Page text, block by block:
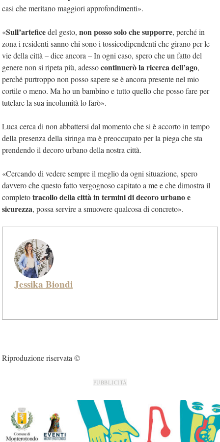
casi che meritano maggiori approfondimenti».
«Sull’arteficedel gesto, non posso solo che supporre, perché in
zona i residenti sanno chi sono i tossicodipendenti che girano per le
vie della città – dice ancora – In ogni caso, spero che un fatto del
genere non si ripeta più, adessocontinuerò la ricerca dell’ago,
perché purtroppo non posso sapere se è ancora presente nel mio
cortile o meno. Ma ho un bambino e tutto quello che posso fare per
tutelare la sua incolumità lo farò».
Luca cerca di non abbattersi dal momento che si è accorto in tempo
della presenza della siringa ma è preoccupato per la piega che sta
prendendo il decoro urbano della nostra città.
«Cercando di vedere sempre il meglio da ogni situazione, spero
davvero che questo fatto vergognoso capitato a me e che dimostra il
completotracollo della città in termini di decoro urbano e
sicurezza, possa servire a smuovere qualcosa di concreto».
Jessika Biondi
Riproduzione riservata ©
PUBBLICITÀ